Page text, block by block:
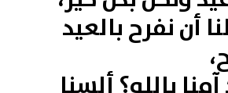
أن نفرح بالعيد